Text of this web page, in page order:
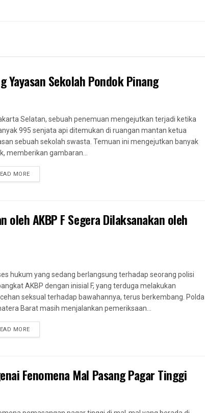
Sekolah Pondok Pinang
Selatan, sebuah penemuan mengejutkan terjadi ketika
995 senjata api ditemukan di ruangan mantan ketua
sebuah sekolah swasta. Temuan ini mengejutkan banyak
memberikan gambaran...
MORE
oleh AKBP F Segera Dilaksanakan oleh
hukum yang sedang berlangsung terhadap seorang polisi
AKBP dengan inisial F, yang terduga melakukan
seksual terhadap bawahannya, terus berkembang. Polda
Barat masih menjalankan pemeriksaan...
MORE
Fenomena Mal Pasang Pagar Tinggi